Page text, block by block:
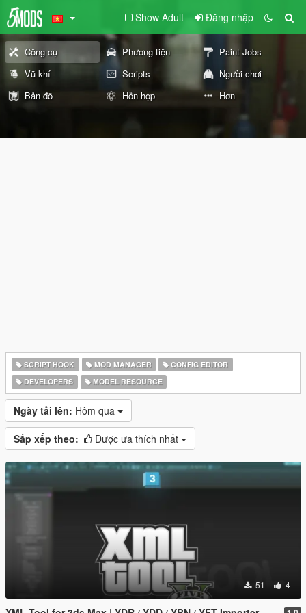
Show Adult Đăng nhập
Công cụ Phương tiện
Paint Jobs
Vũ khí
Scripts
Người chơi
Bản đồ
Hỗn hợp Hơn
SCRIPT HOOK MOD MANAGER
CONFIG EDITOR
DEVELOPERS
MODEL RESOURCE
Ngày tải lên: Hôm qua
Sắp xếp theo: Được ưa thích nhất
51 4